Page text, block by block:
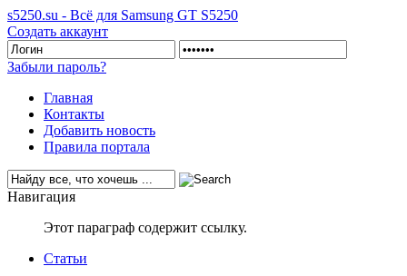
s5250.su - Всё для Samsung GT S5250
Создать аккаунт
Забыли пароль?
Главная
Контакты
Добавить новость
Правила портала
Навигация
Этот параграф содержит ссылку.
Статьи